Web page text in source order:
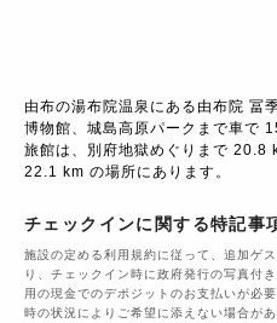
由布の湯布院温泉にある由布院 冨
博物館、城島高原パークまで車で
旅館は、別府地獄めぐりまで 20.8
22.1 km の場所にあります。
チェックインに関する特記事
施設の定める利用規約に従って、追加ゲ
り、チェックイン時に政府発行の写真付
用の現金でのデポジットのお支払いが必
時の状況によりご希望に添えない場合が